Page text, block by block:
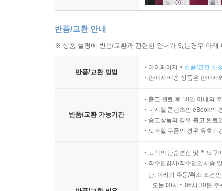
반품/교환 안내
※ 상품 설명에 반품/교환과 관련한 안내가 있는경우 아
반품/교환 방법
마이페이지 > 반품/교환 신
판매자 배송 상품은 판매자
반품/교환 가능기간
출고 완료 후 10일 이내의
디지털 콘텐츠인 eBook의
중고상품의 경우 출고 완료
모바일 쿠폰의 경우 유효기
고객의 단순변심 및 착오구
직수입양서/직수입일서중
단, 아래의 주문/취소 조건
오늘 00시 ~ 06시 30분